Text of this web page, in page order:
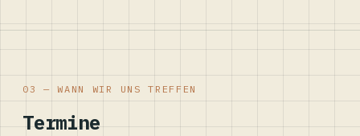
03 — WANN WIR UNS TREFFEN
Termine